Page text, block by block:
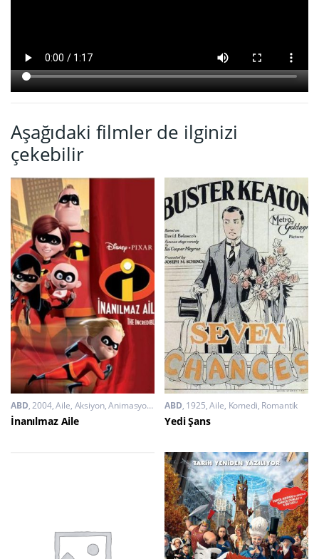
Aşağıdaki filmler de ilginizi
çekebilir
ABD 2004 Aile, Aksiyon,Animasyon , Komedi ,Macera
İnanılmaz Aile
ABD 1925 Aile, Komedi, Romantik
Yedi Şans